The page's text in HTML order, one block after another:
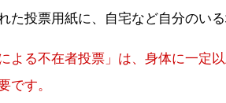
た投票用紙に、自宅など自分のい
よる不在者投票」は、身体に一定
です。